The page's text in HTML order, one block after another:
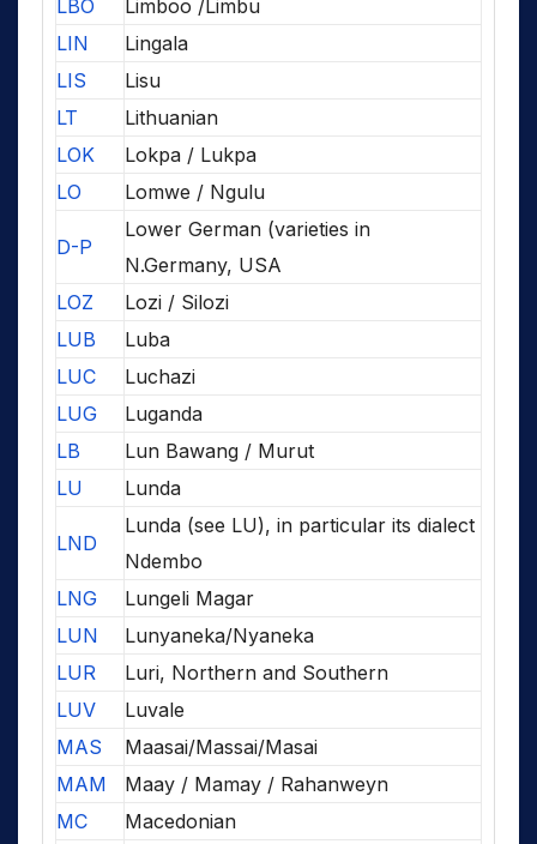
LBO
Limboo /Limbu
LIN
Lingala
LIS
Lisu
LT
Lithuanian
LOK
Lokpa / Lukpa
LO
Lomwe / Ngulu
D-P
Lower German (varieties in
N.Germany, USA
LOZ
Lozi / Silozi
LUB
Luba
LUC
Luchazi
LUG
Luganda
LB
Lun Bawang / Murut
LU
Lunda
LND
Lunda (see LU), in particular its dialect
Ndembo
LNG
Lungeli Magar
LUN
Lunyaneka/Nyaneka
LUR
Luri, Northern and Southern
LUV
Luvale
MAS
Maasai/Massai/Masai
MAM
Maay / Mamay / Rahanweyn
MC
Macedonian